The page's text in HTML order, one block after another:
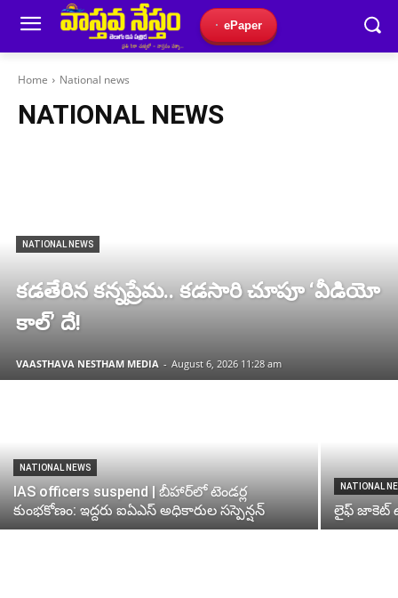
ePaper
Home National news
NATIONAL NEWS
NATIONAL NEWS
కడతేరిన కన్నప్రేమ.. కడసారి చూపూ ‘వీడియో
కాల్’ దే!
VAASTHAVA NESTHAM MEDIA - August 6, 2026 11:28 am
NATIONAL NEWS
IAS officers suspend | బీహార్‌లో టెండర్ల
కుంభకోణం: ఇద్దరు ఐఏఎస్ అధికారుల సస్పెన్షన్
NATIONAL
లైఫ్ జాకెట్